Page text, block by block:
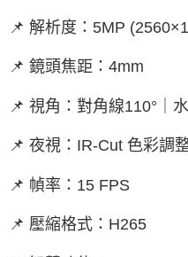
📌 解析度：5MP
📌 鏡頭焦距：4mm
📌 視角：對角線110°｜
📌 夜視：IR-Cut 色彩調
📌 幀率：15 FPS
📌 壓縮格式：H265